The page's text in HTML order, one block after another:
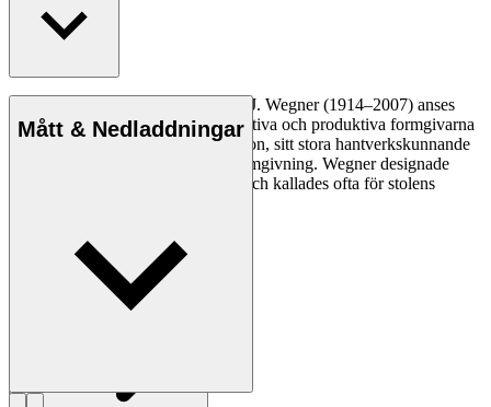
Den danske möbeldesignern Hans J. Wegner (1914–2007) anses
vara en av de mest kreativa, innovativa och produktiva formgivarna
genom tiderna, känd för sin precision, sitt stora hantverkskunnande
och sin kompromisslösa syn på formgivning. Wegner designade
nästan 500 stolar under sin livstid och kallades ofta för stolens
Läs mer om Hans J. Wegner
Mått & Nedladdningar